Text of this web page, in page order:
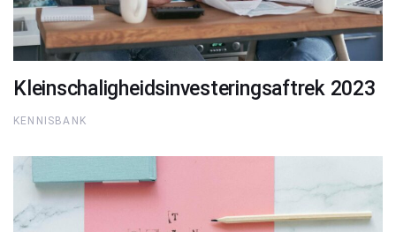
Kleinschaligheidsinvesteringsaftrek 2023
KENNISBANK